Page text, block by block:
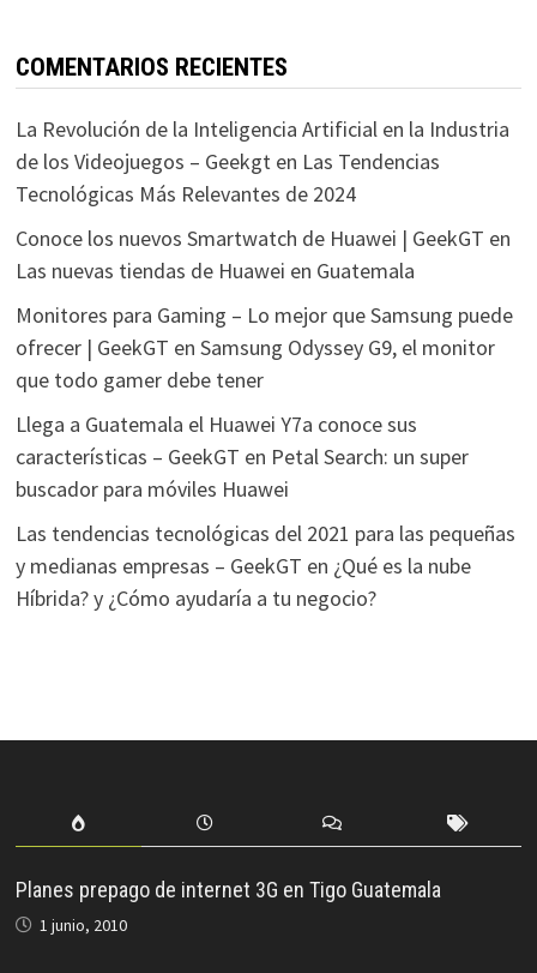
COMENTARIOS RECIENTES
La Revolución de la Inteligencia Artificial en la Industria
de los Videojuegos – Geekgten Las Tendencias
Tecnológicas Más Relevantes de 2024
Conoce los nuevos Smartwatch de Huawei | GeekGT en
Las nuevas tiendas de Huawei en Guatemala
Monitores para Gaming – Lo mejor que Samsung puede
ofrecer | GeekGT en Samsung Odyssey G9, el monitor
que todo gamer debe tener
Llega a Guatemala el Huawei Y7a conoce sus
características – GeekGT en Petal Search: un super
buscador para móviles Huawei
Las tendencias tecnológicas del 2021 para las pequeñas
y medianas empresas – GeekGT en ¿Qué es la nube
Híbrida? y ¿Cómo ayudaría a tu negocio?
Planes prepago de internet 3G en Tigo Guatemala
1 junio, 2010